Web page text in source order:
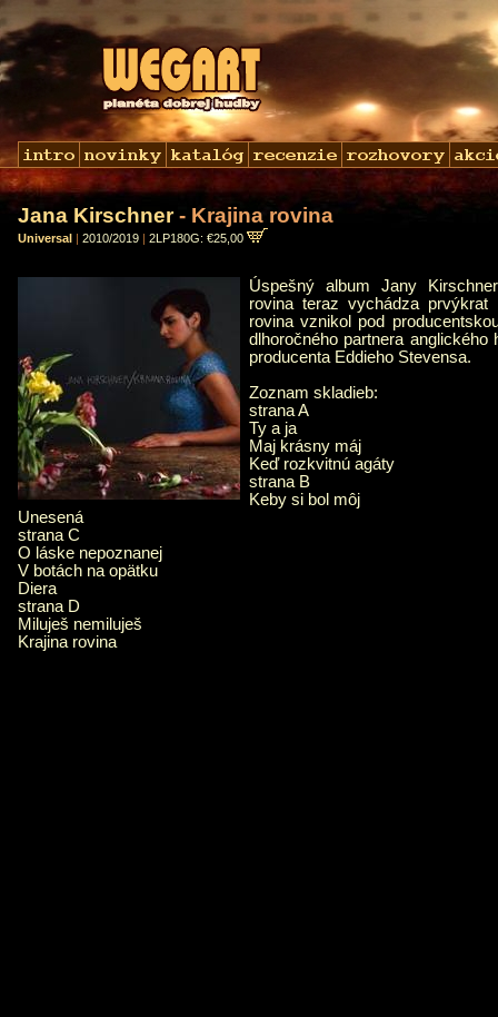
Jana Kirschner- Krajina rovina
Universal | 2010/2019 | 2LP180G: €25,00
Úspešný album Jany
rovina teraz vychádza prvýkrat
rovina vznikol pod
dlhoročného partnera anglického
producenta Eddieho Stevensa.
Zoznam skladieb:
strana A
Ty a ja
Maj krásny máj
Keď rozkvitnú agáty
strana B
Keby si bol môj
Unesená
strana C
O láske nepoznanej
V botách na opätku
Diera
strana D
Miluješ nemiluješ
Krajina rovina